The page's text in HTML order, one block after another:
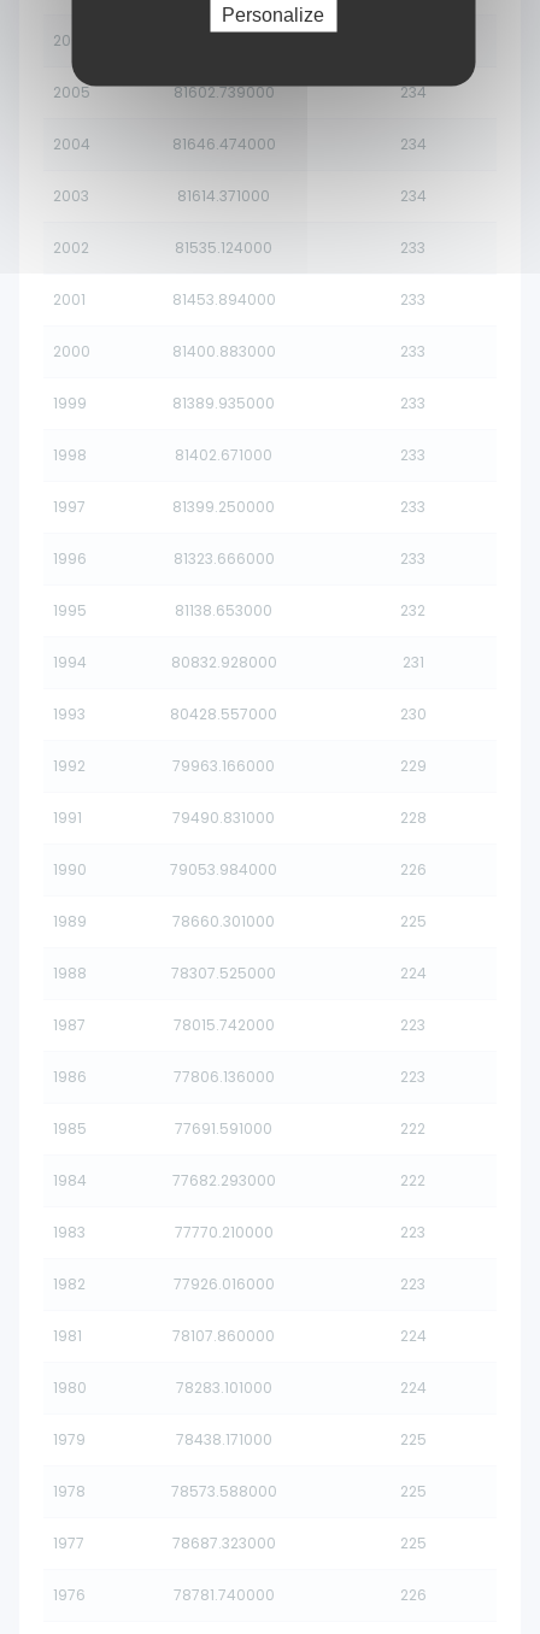
2006
2005 81602.739000 234
2004 81646.474000 234
2003 81614.371000 234
2002 81535.124000 233
2001 81453.894000 233
2000 81400.883000 233
1999 81389.935000 233
1998 81402.671000 233
1997 81399.250000 233
1996 81323.666000 233
1995 81138.653000 232
1994 80832.928000 231
1993 80428.557000 230
1992 79963.166000 229
1991 79490.831000 228
1990 79053.984000 226
1989 78660.301000 225
1988 78307.525000 224
1987 78015.742000 223
1986 77806.136000 223
1985 77691.591000 222
1984 77682.293000 222
1983 77770.210000 223
1982 77926.016000 223
1981 78107.860000 224
1980 78283.101000 224
1979 78438.171000 225
1978 78573.588000 225
1977 78687.323000 225
1976 78781.740000 226
Personalize